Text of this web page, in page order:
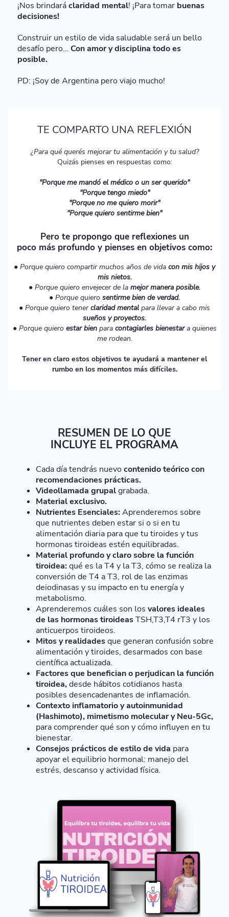
¡Nos brindaráclaridad mental! ¡Para tomar buenas
decisiones!
Construir un estilo de vida saludable será un bello
desafío pero… Con amor y disciplina todo es
posible.
PD: ¡Soy de Argentina pero viajo mucho!
TE COMPARTO UNA REFLEXIÓN
¿Para qué querés mejorar tu alimentación y tu salud?
Quizás pienses en respuestas como:
"Porque me mandó el médico o un ser querido"
"Porque tengo miedo"
"Porque no me quiero morir"
"Porque quiero sentirme bien"
Pero te propongo que reflexiones un
poco más profundo y pienses en objetivos como:
● Porque quiero compartir muchos años de vida con mis hijos y
mis nietos.
● Porque quiero envejecer de la mejor manera posible.
● Porque quiero sentirme bien de verdad.
● Porque quiero tenerclaridad mentalpara llevar a cabo mis
sueños y proyectos.
● Porque quiero estar bienpara contagiarles bienestara quienes
me rodean.
Tener en claro estos objetivos te ayudará a mantener el
rumbo en los momentos más difíciles.
RESUMEN DE LO QUE
INCLUYE EL PROGRAMA
Cada día tendrás nuevocontenido teórico con
recomendaciones prácticas.
Videollamada grupalgrabada.
Material exclusivo.
Nutrientes Esenciales:Aprenderemos sobre
que nutrientes deben estar si o si en tu
alimentación diaria para que tu tiroides y tus
hormonas tiroideas estén equilibradas.
Material profundo y claro sobre la función
tiroidea:qué es la T4 y la T3, cómo se realiza la
conversión de T4 a T3, rol de las enzimas
deiodinasas y su impacto en tu energía y
metabolismo.
Aprenderemos cuáles son los valores ideales
de las hormonas tiroideasTSH,T3,T4 rT3 y los
anticuerpos tiroideos.
Mitos y realidadesque generan confusión sobre
alimentación y tiroides, desarmados con base
científica actualizada.
Factores que benefician o perjudican la función
tiroidea,desde hábitos cotidianos hasta
posibles desencadenantes de inflamación.
Contexto inflamatorio y autoinmunidad
(Hashimoto), mimetismo molecular y Neu-5Gc,
para comprender qué son y cómo influyen en tu
bienestar.
Consejos prácticos de estilo de vida para
apoyar el equilibrio hormonal: manejo del
estrés, descanso y actividad física.